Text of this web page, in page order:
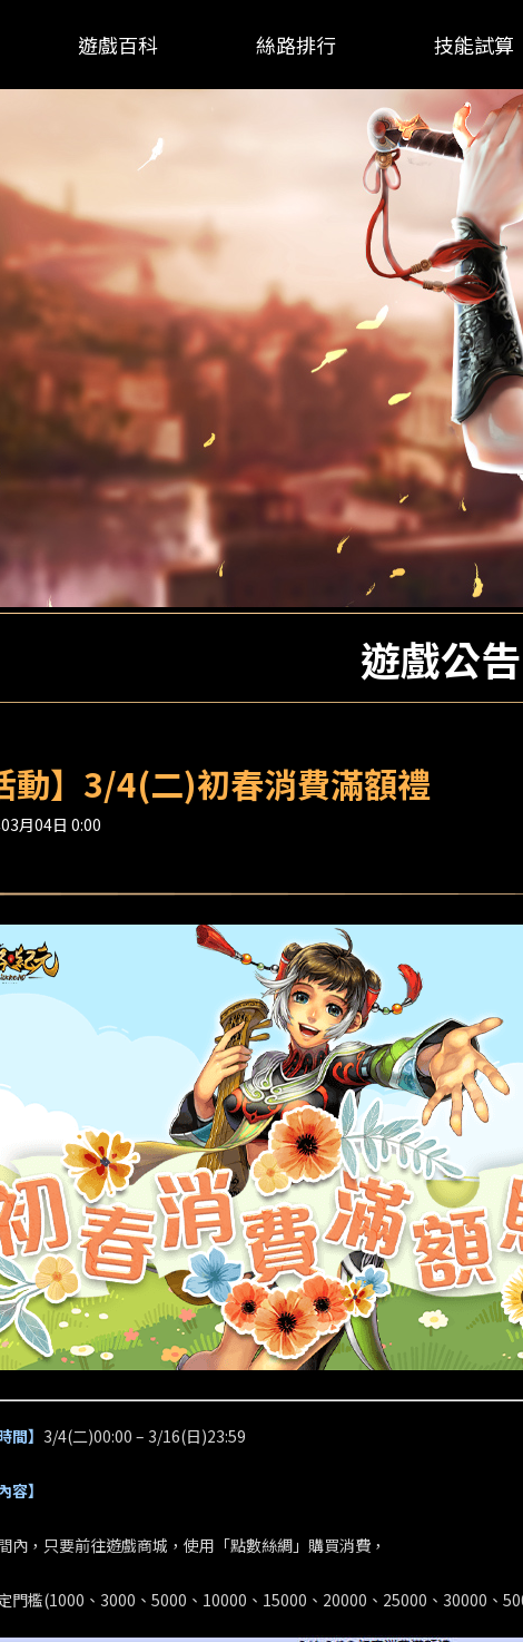
遊戲百科 絲路排行 技能試算
遊戲公告
動】3/4(二)初春消費滿額禮
月04日 0:00
間】 3/4(二)00:00 – 3/16(日)23:59
容】
內，只要前往遊戲商城，使用「點數絲綢」購買消費，
門檻(1000、3000、5000、10000、15000、20000、25000、30000、